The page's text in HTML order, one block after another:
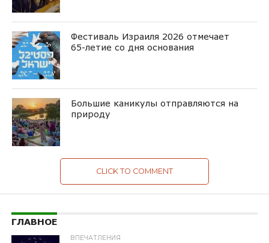
Фестиваль Израиля 2026 отмечает
65-летие со дня основания
Большие каникулы отправляются на
природу
CLICK TO COMMENT
ГЛАВНОЕ
ВПЕЧАТЛЕНИЯ